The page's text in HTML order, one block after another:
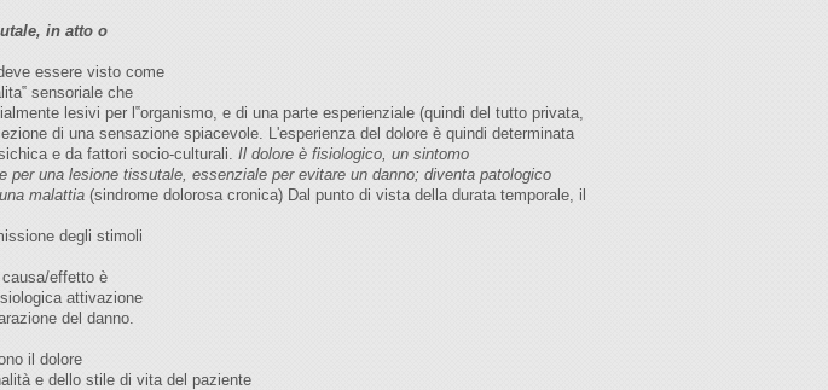
in atto o
essere visto come
sensoriale che
lesivi per l‟organismo, e di una parte esperienziale (quindi del tutto privata,
di una sensazione spiacevole. L'esperienza del dolore è quindi determinata
e da fattori socio-culturali. Il dolore è fisiologico, un sintomo
una lesione tissutale, essenziale per evitare un danno; diventa patologico
malattia (sindrome dolorosa cronica) Dal punto di vista della durata temporale, il
degli stimoli
effetto è
attivazione
del danno.
il dolore
e dello stile di vita del paziente